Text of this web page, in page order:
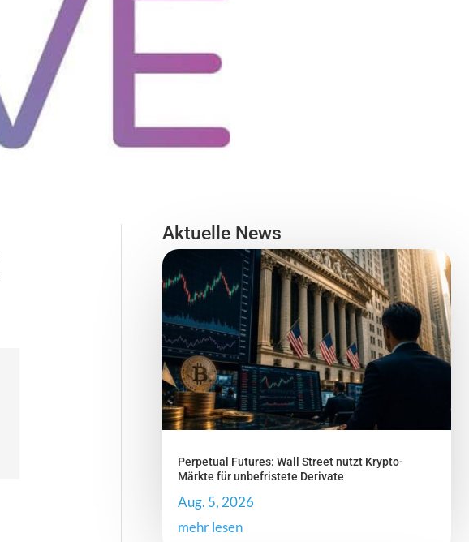
Aktuelle News
Perpetual Futures: Wall Street nutzt Krypto-
Märkte für unbefristete Derivate
Aug. 5, 2026
mehr lesen